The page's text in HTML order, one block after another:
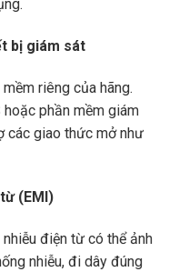
bị giám sát
riêng của hãng.
phần mềm giám
các giao thức mở như
(EMI)
điện từ có thể ảnh
nhiễu, đi dây đúng